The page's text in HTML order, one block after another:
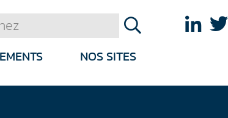
NOS SITES